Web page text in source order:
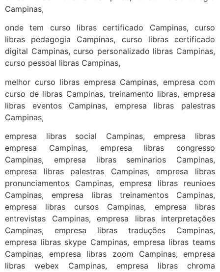
Campinas,
onde tem curso libras certificado Campinas, curso
libras pedagogia Campinas, curso libras certificado
digital Campinas, curso personalizado libras Campinas,
curso pessoal libras Campinas,
melhor curso libras empresa Campinas, empresa com
curso de libras Campinas, treinamento libras, empresa
libras eventos Campinas, empresa libras palestras
Campinas,
empresa libras social Campinas, empresa libras
empresa Campinas, empresa libras congresso
Campinas, empresa libras seminarios Campinas,
empresa libras palestras Campinas, empresa libras
pronunciamentos Campinas, empresa libras reunioes
Campinas, empresa libras treinamentos Campinas,
empresa libras cursos Campinas, empresa libras
entrevistas Campinas, empresa libras interpretações
Campinas, empresa libras traduções Campinas,
empresa libras skype Campinas, empresa libras teams
Campinas, empresa libras zoom Campinas, empresa
libras webex Campinas, empresa libras chroma